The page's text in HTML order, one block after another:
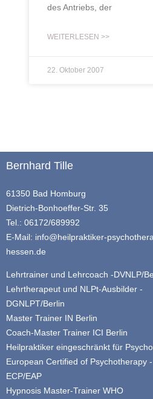
des Antriebs, der
WEITERLESEN >>
22. Oktober 2007
Bernhard Tille
61350 Bad Homburg
Dietrich-Bonhoeffer-Str. 35
Tel.: 06172/689992
E-Mail: info@heilpraktiker-
hessen.de
Lehrtrainer und Lehrcoach -DVNLP/
Lehrtherapeut und NLPt-Ausbilder -
DGNLPT/Berlin
Master Trainer IN Berlin
Coach-Master Trainer ICI Berlin
Heilpraktiker eingeschränkt für
European Certified of Psychotherapy -
ECP/EAP
Hypnosis Master-Trainer WHO